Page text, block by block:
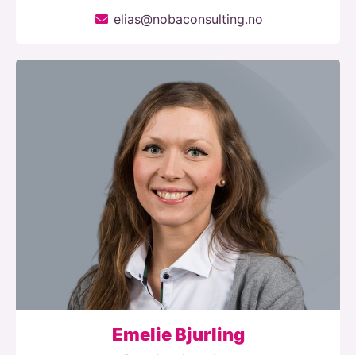
elias@nobaconsulting.no
Emelie Bjurling